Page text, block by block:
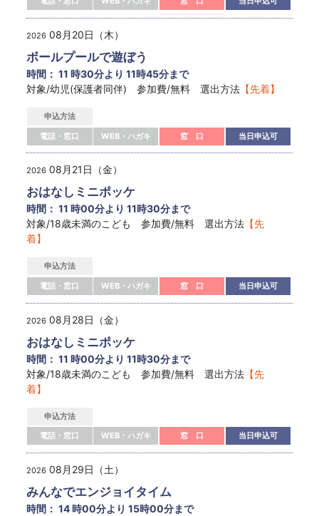
2026 08月20日（木）
ボールプールで遊ぼう
時間： 11 時30分より 11時45分まで
対象/幼児(保護者同伴) 参加費/無料 選出方法 【先着】
申込方法
電話・窓口
WEB・ハガキ 窓 口 当日申込可
2026 08月21日（金）
おはなしミニポッケ
時間： 11 時00分より 11時30分まで
対象/18歳未満のこども 参加費/無料 選出方法 【先
着】
申込方法
電話・窓口
WEB・ハガキ 窓 口 当日申込可
2026 08月28日（金）
おはなしミニポッケ
時間： 11 時00分より 11時30分まで
対象/18歳未満のこども 参加費/無料 選出方法 【先
着】
申込方法
電話・窓口
WEB・ハガキ 窓 口 当日申込可
2026 08月29日（土）
みんなでエンジョイタイム
時間： 14 時00分より 15時00分まで